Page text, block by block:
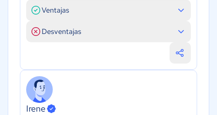
Ventajas
Desventajas
Irene